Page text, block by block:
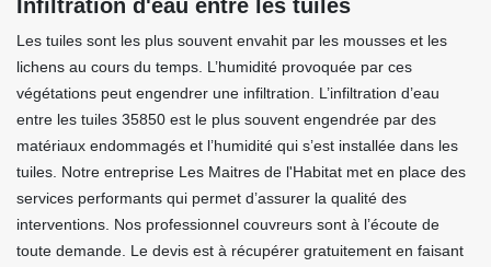
Infiltration d'eau entre les tuiles
Les tuiles sont les plus souvent envahit par les mousses et les
lichens au cours du temps. L’humidité provoquée par ces
végétations peut engendrer une infiltration. L’infiltration d’eau
entre les tuiles 35850 est le plus souvent engendrée par des
matériaux endommagés et l’humidité qui s’est installée dans les
tuiles. Notre entreprise Les Maitres de l'Habitat met en place des
services performants qui permet d’assurer la qualité des
interventions. Nos professionnel couvreurs sont à l’écoute de
toute demande. Le devis est à récupérer gratuitement en faisant